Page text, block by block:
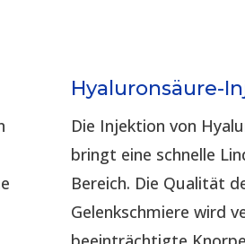
Hyaluronsäure-
Die Injektion von
bringt eine schnelle
Bereich. Die Qualität
Gelenkschmiere wird